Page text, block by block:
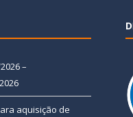
–
aquisição de